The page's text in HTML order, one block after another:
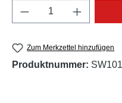
Produkt Anzahl:
Zum Merkzettel hinzufügen
Produktnummer: